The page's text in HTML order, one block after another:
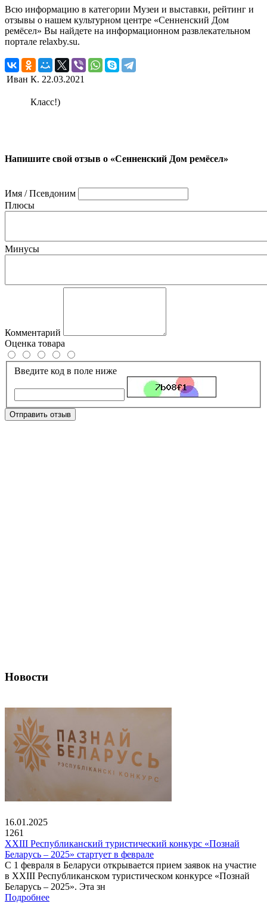
Всю информацию в категории Музеи и выставки, рейтинг и
отзывы о нашем культурном центре «Сенненский Дом
ремёсел» Вы найдете на информационном развлекательном
портале relaxby.su.
Иван К. 22.03.2021
Класс!)
Напишите свой отзыв о «Сенненский Дом ремёсел»
Имя / Псевдоним
Плюсы
Минусы
Комментарий
Оценка товара
Введите код в поле ниже
Отправить отзыв
Новости
16.01.2025
1261
XXIII Республиканский туристический конкурс «Познай
Беларусь – 2025» стартует в феврале
С 1 февраля в Беларуси открывается прием заявок на участие
в XXIII Республиканском туристическом конкурсе «Познай
Беларусь – 2025». Эта зн
Подробнее